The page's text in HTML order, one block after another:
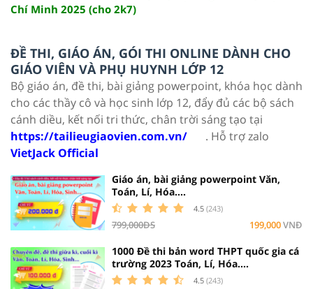
Chí Minh 2025 (cho 2k7)
ĐỀ THI, GIÁO ÁN, GÓI THI ONLINE DÀNH CHO
GIÁO VIÊN VÀ PHỤ HUYNH LỚP 12
Bộ giáo án, đề thi, bài giảng powerpoint, khóa học dành
cho các thầy cô và học sinh lớp 12, đẩy đủ các bộ sách
cánh diều, kết nối tri thức, chân trời sáng tạo tại
https://tailieugiaovien.com.vn/
. Hỗ trợ zalo
VietJack Official
Giáo án, bài giảng powerpoint Văn,
Toán, Lí, Hóa....
4.5 (243)
799,000ĐS 199,000VNĐ
1000 Đề thi bản word THPT quốc gia cá
trường 2023 Toán, Lí, Hóa....
4.5 (243)